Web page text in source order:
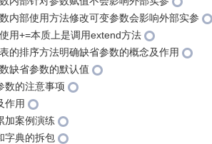
内部使用方法修改可变参数会影响外部实参
用+=本质上是调用extend方法
的排序方法明确缺省参数的概念及作用
缺省参数的默认值
数的注意事项
作用
加案例演练
字典的拆包